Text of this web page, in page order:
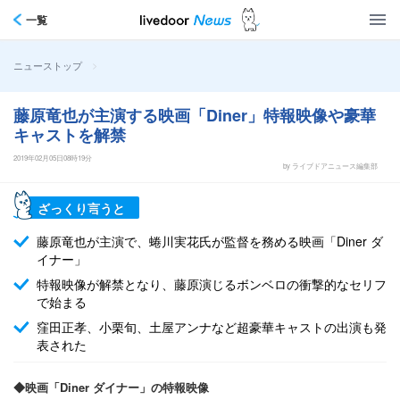
一覧
ニューストップ >
藤原竜也が主演する映画「Diner」特報映像や豪華
キャストを解禁
2019年02月05日08時19分
by ライブドアニュース編集部
ざっくり言うと
藤原竜也が主演で、蜷川実花氏が監督を務める映画「Diner ダ
イナー」
特報映像が解禁となり、藤原演じるボンベロの衝撃的なセリフ
で始まる
窪田正孝、小栗旬、土屋アンナなど超豪華キャストの出演も発
表された
◆映画「Diner ダイナー」の特報映像